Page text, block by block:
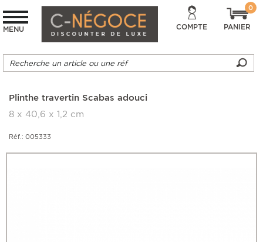
MENU COMPTE PANIER
0
Plinthe travertin Scabas adouci
8 x 40,6 x 1,2 cm
Réf.: 005333